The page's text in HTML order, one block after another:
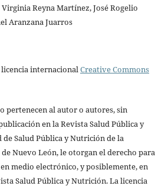
Reyna Martínez, José Rogelio
Aranzana Juarros
internacionalCreative Commons
pertenecen al autor o autores, sin
en la Revista Salud Pública y
Salud Pública y Nutrición de la
Nuevo León, le otorgan el derecho para
medio electrónico, y posiblemente, en
Salud Pública y Nutrición. La licencia